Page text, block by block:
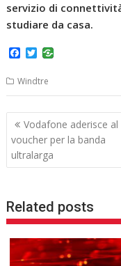
servizio di
studiare da casa.
F
c
e
b
o
o
k
T
i
t
t
e
r
Windtre
Navigazione
articoli
Vodafone aderisce al
voucher per la banda
ultralarga
Related posts